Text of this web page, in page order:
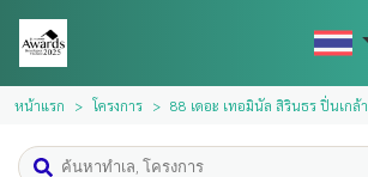
หน้าแรก โครงการ 88 เดอะ เทอมินัล สิรินธร ปิ่นเกล้า